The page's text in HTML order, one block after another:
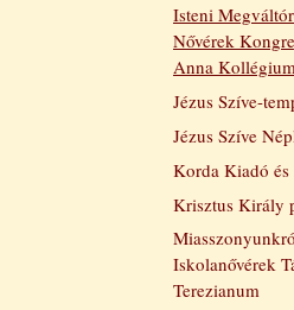
Isteni
Nővérek
Anna Kollégium
Jézus Szíve-
Jézus Szíve
Korda Kiadó
Krisztus Király
Iskolanővérek
Terezianum